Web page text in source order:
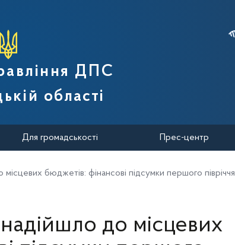
України
ДПС
області
Для громадськості Прес-центр
бюджетів: фінансові підсумки першого півріччя
до місцевих